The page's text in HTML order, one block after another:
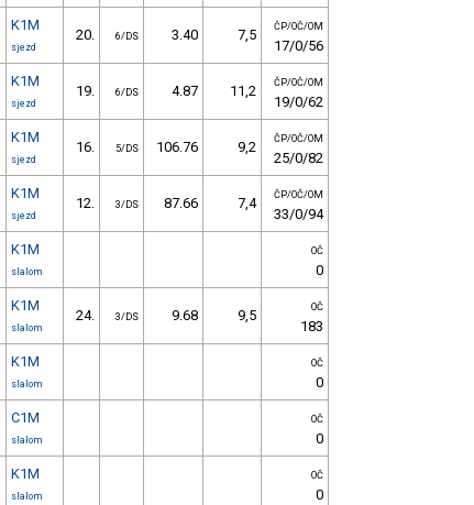
K1M
sjezd
20. 6/DS 3.40 7,5 ČP/OČ/OM
17/0/56
K1M
sjezd
19. 6/DS 4.87 11,2 ČP/OČ/OM
19/0/62
K1M
sjezd
16. 5/DS 106.76 9,2 ČP/OČ/OM
25/0/82
K1M
sjezd
12. 3/DS 87.66 7,4 ČP/OČ/OM
33/0/94
K1M
slalom
OČ
0
K1M
slalom
24. 3/DS 9.68 9,5 OČ
183
K1M
slalom
OČ
0
C1M
slalom
OČ
0
K1M
slalom
OČ
0